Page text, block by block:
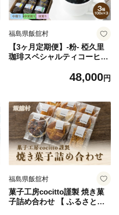
福島県飯舘村
【3ヶ月定期便】-粉- 椏久里
珈琲スペシャルティコーヒー
め 珈琲 コーヒー コーヒー豆
48,000円
福島県飯舘村
菓子工房cocitto謹製 焼き菓
子詰め合わせ 【 ふるさと納